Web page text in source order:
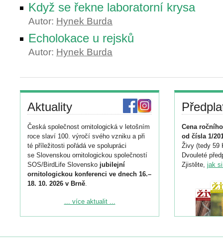
Když se řekne laboratorní krysa
Autor: Hynek Burda
Echolokace u rejsků
Autor: Hynek Burda
Aktuality
Česká společnost ornitologická v letošním
roce slaví 100. výročí svého vzniku a při
té příležitosti pořádá ve spolupráci
se Slovenskou ornitologickou společností
SOS/BirdLife Slovensko jubilejní
ornitologickou konferenci ve dnech 16.–
18. 10. 2026 v Brně.
Podrobnější informace ke konferenci
Registrovat se můžete do 6. září.
... více aktualit ...
Cena
od čísla 1/
Živy (tedy 59
Dvouleté
Zjistěte, jak